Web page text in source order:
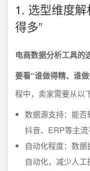
1. 选型维度
得多”
电商数据分析工具的
要看“谁做得精、谁
程中，卖家需要从以
数据源支持：能否
抖音、ERP等主流
自动化程度：数
自动化，减少人工